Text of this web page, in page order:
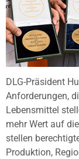
DLG-Präsident
Anforderungen,
Lebensmittel
mehr Wert auf
stellen
Produktion,